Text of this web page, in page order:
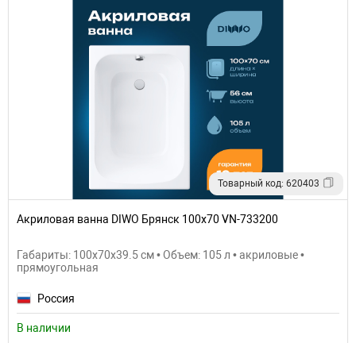
Товарный код: 620403
Акриловая ванна DIWO Брянск 100х70 VN-733200
Габариты: 100x70x39.5 см • Объем: 105 л • акриловые •
прямоугольная
Россия
В наличии